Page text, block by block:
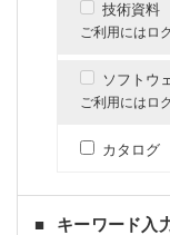
技術資料
ご利用にはロ
ソフトウ
ご利用にはロ
カタログ
キーワード入